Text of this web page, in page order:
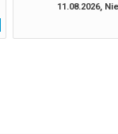
11.08.2026,